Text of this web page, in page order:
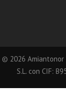
© 2026 Amiantonor
S.L. con CIF: